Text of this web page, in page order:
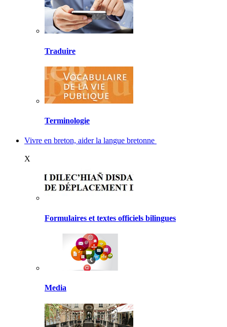
Traduire
Terminologie
Vivre en breton, aider la langue bretonne
X
Formulaires et textes officiels bilingues
Media